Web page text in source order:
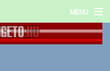
MENU